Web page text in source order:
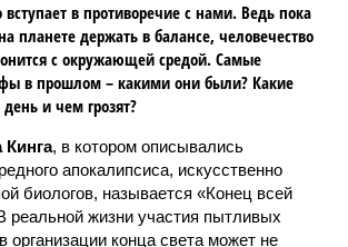
вступает в противоречие с нами. Ведь пока
планете держать в балансе, человечество
с окружающей средой. Самые
в прошлом – какими они были? Какие
и чем грозят?
Кинга, в котором описывались
апокалипсиса, искусственно
биологов, называется «Конец всей
реальной жизни участия пытливых
организации конца света может не